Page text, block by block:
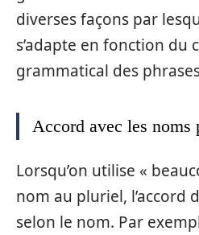
diverses façons par
s’adapte en fonction du
grammatical des
Accord avec les noms
Lorsqu’on utilise «
nom au pluriel, l’accord
selon le nom. Par